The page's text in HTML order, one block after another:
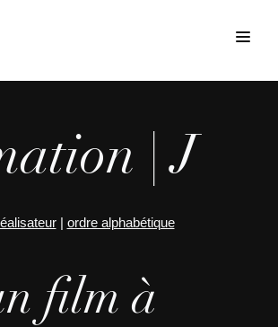
| J
| ordre alphabétique
film à